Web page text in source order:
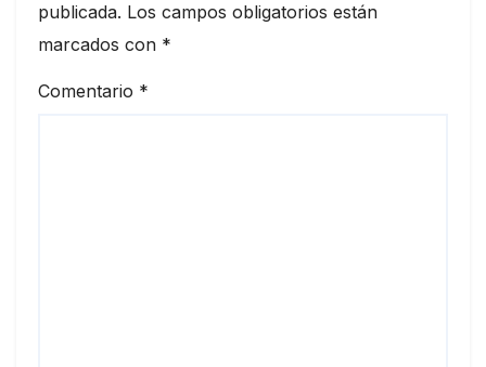
publicada. Los campos obligatorios están
marcados con *
Comentario *